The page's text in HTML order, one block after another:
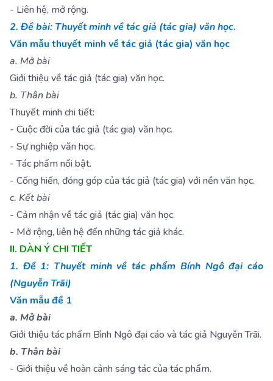
- Liên hệ, mở rộng.
2. Đề bài: Thuyết minh về tác giả (tác gia) văn học.
Văn mẫu thuyết minh về tác giả (tác gia) văn học
a. Mở bài
Giới thiệu về tác giả (tác gia) văn học.
b. Thân bài
Thuyết minh chi tiết:
- Cuộc đời của tác giả (tác gia) văn học.
- Sự nghiệp văn học.
- Tác phẩm nổi bật.
- Cống hiến, đóng góp của tác giả (tác gia) với nền văn học.
c. Kết bài
- Cảm nhận về tác giả (tác gia) văn học.
- Mở rộng, liên hệ đến những tác giả khác.
II. DÀN Ý CHI TIẾT
1. Đề 1: Thuyết minh về tác phẩm Bính Ngô đại cáo
(Nguyễn Trãi)
Văn mẫu đề 1
a. Mở bài
Giới thiệu tác phẩm Bình Ngô đại cáo và tác giả Nguyễn Trãi.
b. Thân bài
- Giới thiệu về hoàn cảnh sáng tác của tác phẩm.